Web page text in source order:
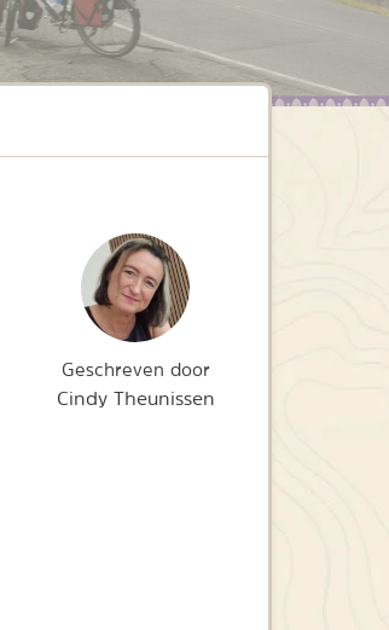
Geschreven door
Cindy Theunissen